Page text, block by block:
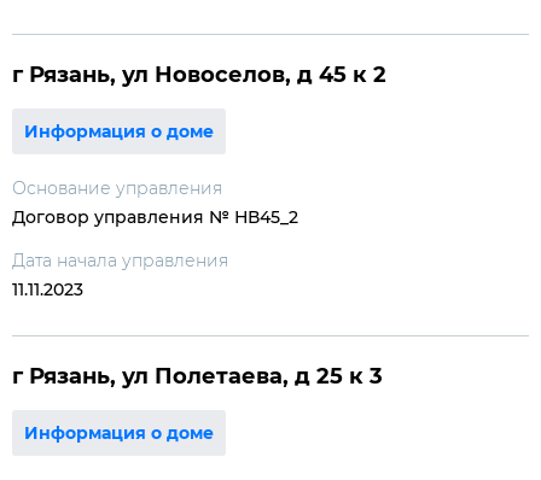
г Рязань, ул Новоселов, д 45 к 2
Информация о доме
Основание управления
Договор управления № НВ45_2
Дата начала управления
11.11.2023
г Рязань, ул Полетаева, д 25 к 3
Информация о доме